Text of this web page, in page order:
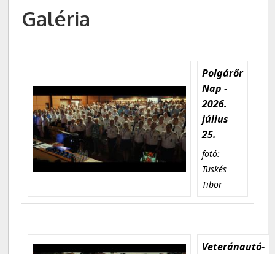
Galéria
Polgárőr
Nap -
2026.
július
25.
fotó:
Tüskés
Tibor
Veteránautó-